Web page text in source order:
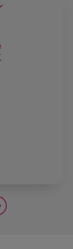
suivante<